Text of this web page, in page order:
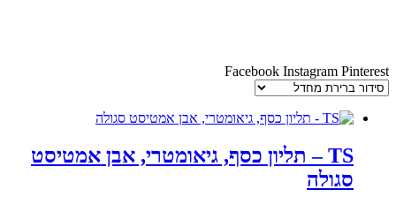
Facebook Instagram Pinterest
TS – תליון כסף, גיאומטרי, אבן אמטיסט
סגולה